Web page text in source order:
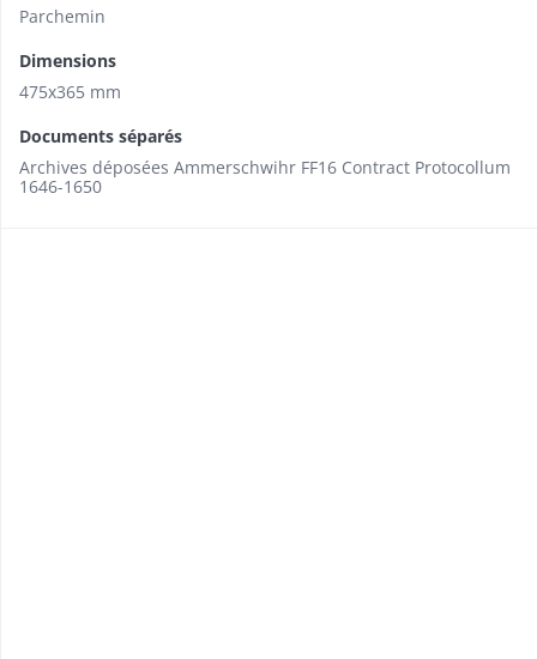
Parchemin
Dimensions
475x365 mm
Documents séparés
Archives déposées Ammerschwihr FF16 Contract Protocollum
1646-1650